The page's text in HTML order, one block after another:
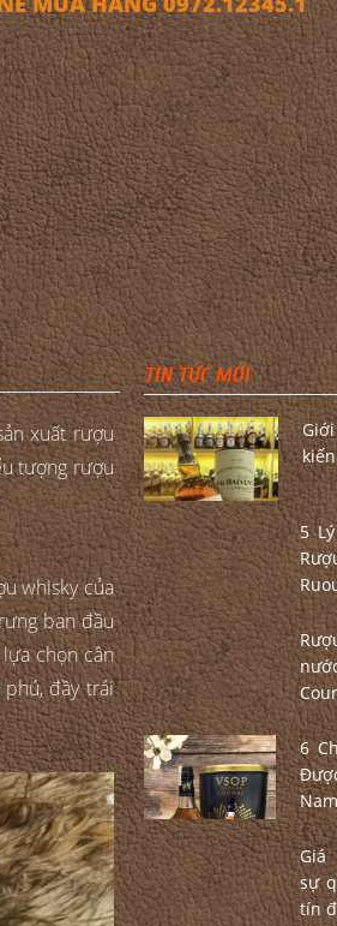
xuất rượu
tượng rượu
whisky của
ban đầu
chọn cân
đầy trái
TIN TỨC MỚI
5
6
Giá
sự
tín